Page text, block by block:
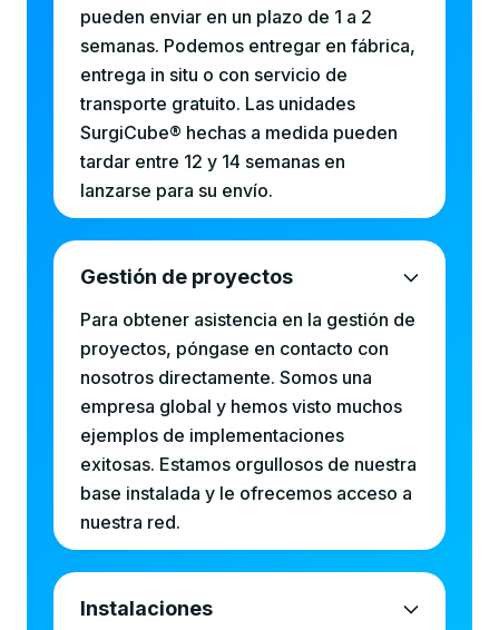
pueden enviar en un plazo de 1 a 2
semanas. Podemos entregar en fábrica,
entrega in situ o con servicio de
transporte gratuito. Las unidades
SurgiCube® hechas a medida pueden
tardar entre 12 y 14 semanas en
lanzarse para su envío.
Gestión de proyectos
Para obtener asistencia en la gestión de
proyectos, póngase en contacto con
nosotros directamente. Somos una
empresa global y hemos visto muchos
ejemplos de implementaciones
exitosas. Estamos orgullosos de nuestra
base instalada y le ofrecemos acceso a
nuestra red.
Instalaciones